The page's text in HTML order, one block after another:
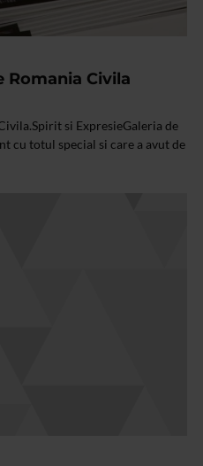
Civila
si ExpresieGaleria de
cu totul special si care a avut de